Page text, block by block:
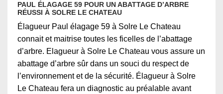
PAUL ÉLAGAGE 59 POUR UN ABATTAGE D’ARBRE
RÉUSSI À SOLRE LE CHATEAU
Élagueur Paul élagage 59 à Solre Le Chateau
connait et maitrise toutes les ficelles de l’abattage
d’arbre. Elagueur à Solre Le Chateau vous assure un
abattage d’arbre sûr dans un souci du respect de
l’environnement et de la sécurité. Élagueur à Solre
Le Chateau fera un diagnostic au préalable avant